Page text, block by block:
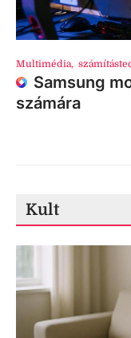
Multimédia,
Samsung
számára
Kult